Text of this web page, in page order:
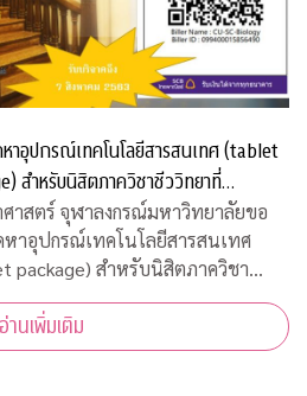
อุปกรณ์เทคโนโลยีสารสนเทศ (tablet
สำหรับนิสิตภาควิชาชีววิทยาที่
าสตร์ จุฬาลงกรณ์มหาวิทยาลัยขอ
าอุปกรณ์เทคโนโลยีสารสนเทศ
package) สำหรับนิสิตภาควิชา
อ่านเพิ่มเติม